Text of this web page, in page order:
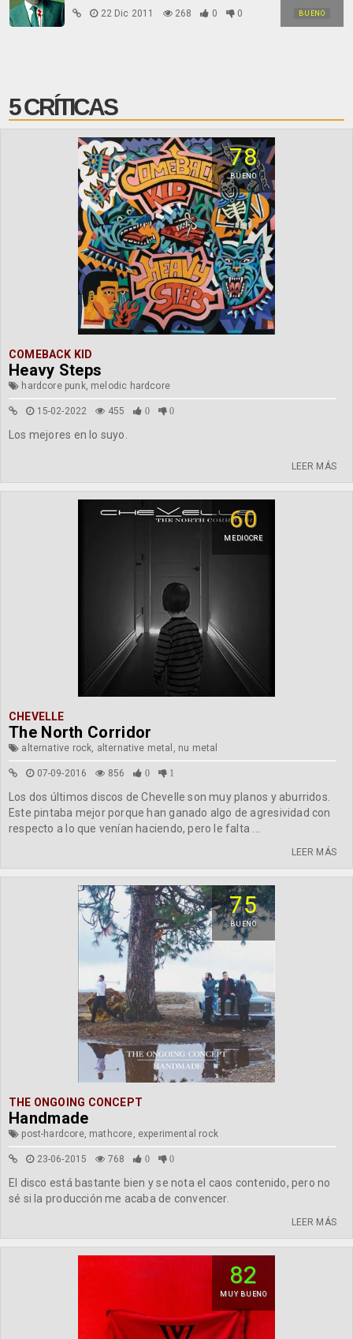
BUENO
22 Dic 2011 268 0 0
5 CRÍTICAS
78
BUENO
COMEBACK KID
Heavy Steps
hardcore punk, melodic hardcore
15-02-2022 455 0 0
Los mejores en lo suyo.
LEER MÁS
60
MEDIOCRE
CHEVELLE
The North Corridor
alternative rock, alternative metal, nu metal
07-09-2016 856 0 1
Los dos últimos discos de Chevelle son muy planos y aburridos.
Este pintaba mejor porque han ganado algo de agresividad con
respecto a lo que venían haciendo, pero le falta ...
LEER MÁS
75
BUENO
THE ONGOING CONCEPT
Handmade
post-hardcore, mathcore, experimental rock
23-06-2015 768 0 0
El disco está bastante bien y se nota el caos contenido, pero no
sé si la producción me acaba de convencer.
LEER MÁS
82
MUY BUENO